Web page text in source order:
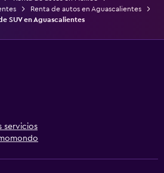
Renta de autos en Aguascalientes
SUV en Aguascalientes
servicios